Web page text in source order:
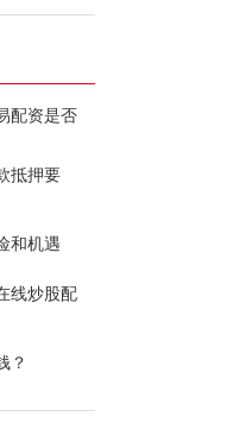
配资是否
抵押要
和机遇
线炒股配
？